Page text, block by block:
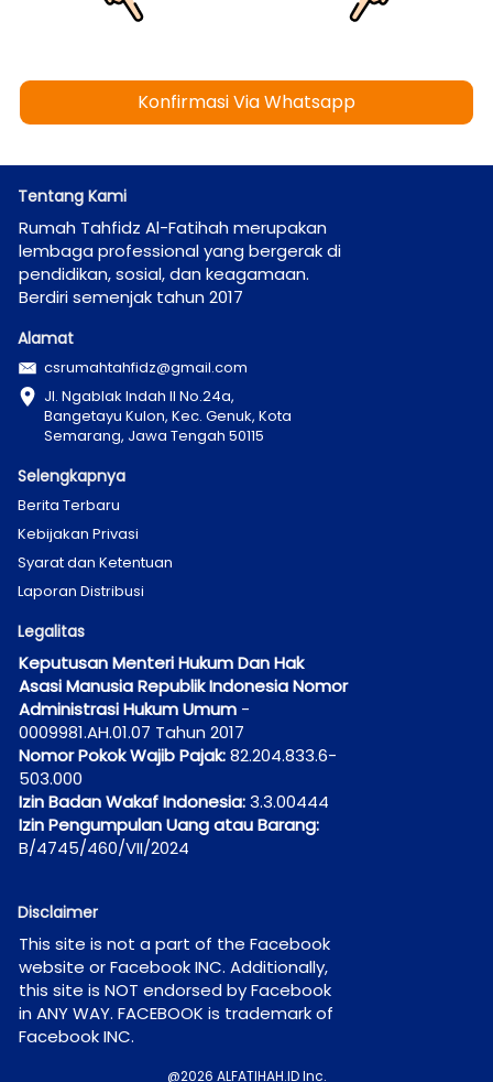
`Konfirmasi Via Whatsapp
Tentang Kami
Rumah Tahfidz Al-Fatihah merupakan
lembaga professional yang bergerak di
pendidikan, sosial, dan keagamaan.
Berdiri semenjak tahun 2017
Alamat
csrumahtahfidz@gmail.com
Jl. Ngablak Indah II No.24a,
Bangetayu Kulon, Kec. Genuk, Kota
Semarang, Jawa Tengah 50115
Selengkapnya
Berita Terbaru
Kebijakan Privasi
Syarat dan Ketentuan
Laporan Distribusi
Legalitas
Keputusan Menteri Hukum Dan Hak
Asasi Manusia Republik Indonesia Nomor
Administrasi Hukum Umum -
0009981.AH.01.07 Tahun 2017
Nomor Pokok Wajib Pajak: 82.204.833.6-
503.000
Izin Badan Wakaf Indonesia: 3.3.00444
Izin Pengumpulan Uang atau Barang:
B/4745/460/VII/2024
Disclaimer
This site is not a part of the Facebook
website or Facebook INC. Additionally,
this site is NOT endorsed by Facebook
in ANY WAY. FACEBOOK is trademark of
Facebook INC.
@2026 ALFATIHAH.ID Inc.